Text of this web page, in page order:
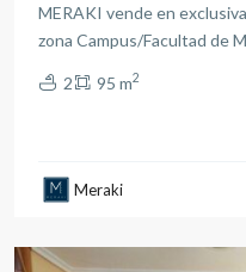
MERAKI vende en
zona Campus/Facultad de
2 95 m2
Meraki
Albacete